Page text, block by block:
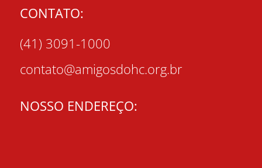
CONTATO:
(41) 3091-1000
contato@amigosdohc.org.br
NOSSO ENDEREÇO: